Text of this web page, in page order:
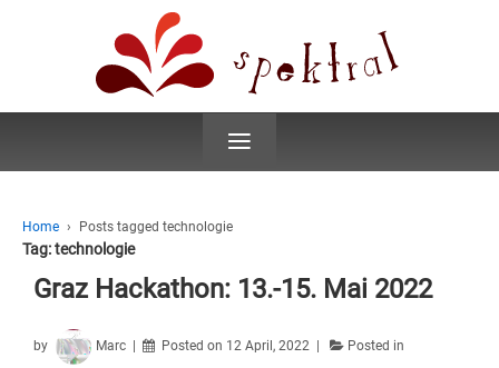
≡
Home › Posts tagged technologie
Tag:technologie
Graz Hackathon: 13.-15. Mai 2022
by Marc Posted on 12 April, 2022 Posted in